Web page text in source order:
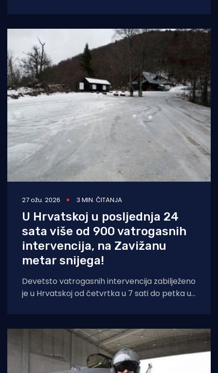
27 ožu. 2026 3 MIN. ČITANJA
U Hrvatskoj u posljednja 24
sata više od 900 vatrogasnih
intervencija, na Zavižanu
metar snijega!
Devetsto vatrogasnih intervencija zabilježeno
je u Hrvatskoj od četvrtka u 7 sati do petka u